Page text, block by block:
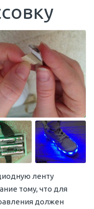
ленту
тому, что для
должен